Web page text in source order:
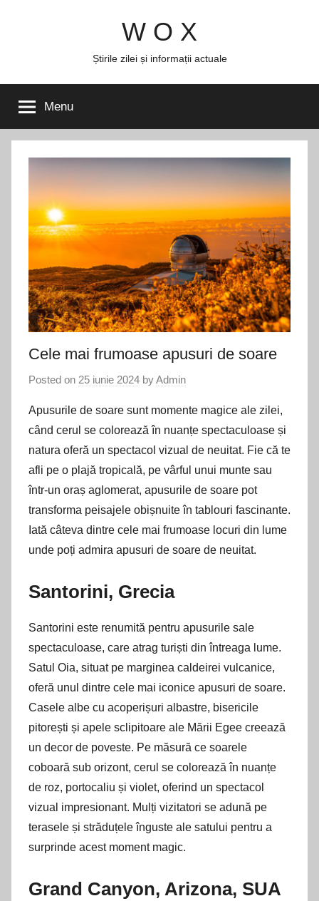
W O X
Știrile zilei și informații actuale
Menu
Cele mai frumoase apusuri de soare
Posted on 25 iunie 2024 byAdmin
Apusurile de soare sunt momente magice ale zilei,
când cerul se colorează în nuanțe spectaculoase și
natura oferă un spectacol vizual de neuitat. Fie că te
afli pe o plajă tropicală, pe vârful unui munte sau
într-un oraș aglomerat, apusurile de soare pot
transforma peisajele obișnuite în tablouri fascinante.
Iată câteva dintre cele mai frumoase locuri din lume
unde poți admira apusuri de soare de neuitat.
Santorini, Grecia
Santorini este renumită pentru apusurile sale
spectaculoase, care atrag turiști din întreaga lume.
Satul Oia, situat pe marginea caldeirei vulcanice,
oferă unul dintre cele mai iconice apusuri de soare.
Casele albe cu acoperișuri albastre, bisericile
pitorești și apele sclipitoare ale Mării Egee creează
un decor de poveste. Pe măsură ce soarele
coboară sub orizont, cerul se colorează în nuanțe
de roz, portocaliu și violet, oferind un spectacol
vizual impresionant. Mulți vizitatori se adună pe
terasele și străduțele înguste ale satului pentru a
surprinde acest moment magic.
Grand Canyon, Arizona, SUA